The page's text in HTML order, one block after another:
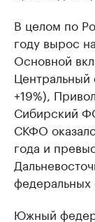
В целом по
году вырос
Основной
Центральный
+19%),
Сибирский
СКФО
года и
федеральных
Южный